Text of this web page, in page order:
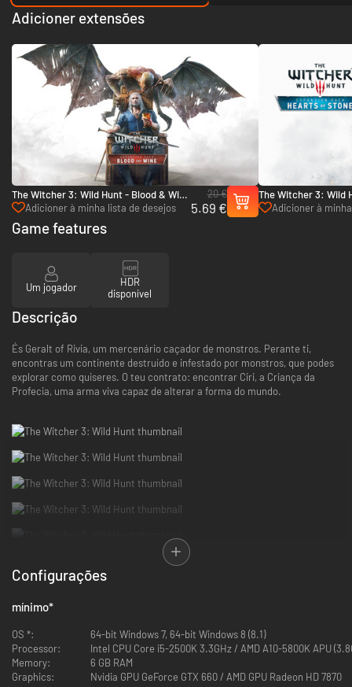
Adicioner extensões
The Witcher 3: Wild Hunt - Blood & Wine
- PC (GOG.com)
Adicioner à minha lista de desejos
20 €
5.69 €
The Witcher 3: Wild
Stone - PC
Adicioner à
Game features
Um jogador
HDR
disponível
Descrição
És Geralt of Rivia, um mercenário caçador de monstros. Perante ti,
encontras um continente destruído e infestado por monstros, que podes
explorar como quiseres. O teu contrato: encontrar Ciri, a Criança da
Profecia, uma arma viva capaz de alterar a forma do mundo.
Configurações
mínimo*
OS *:
64-bit Windows 7, 64-bit Windows 8 (8.1)
Processor:
Intel CPU Core i5-2500K 3.3GHz / AMD A10-5800K APU
Memory:
6 GB RAM
Graphics:
Nvidia GPU GeForce GTX 660 / AMD GPU Radeon HD 7870